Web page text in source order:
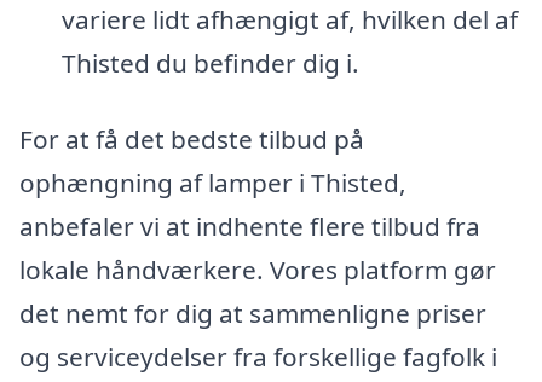
variere lidt afhængigt af, hvilken del af
Thisted du befinder dig i.
For at få det bedste tilbud på
ophængning af lamper i Thisted,
anbefaler vi at indhente flere tilbud fra
lokale håndværkere. Vores platform gør
det nemt for dig at sammenligne priser
og serviceydelser fra forskellige fagfolk i